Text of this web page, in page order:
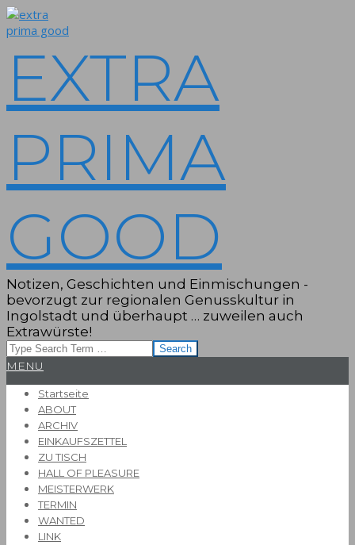
Skip
to
EXTRA
PRIMA
GOOD
Notizen, Geschichten und Einmischungen -
bevorzugt zur regionalen Genusskultur in
Ingolstadt und überhaupt … zuweilen auch
Extrawürste!
Search
Primary
Menu
MENU
Startseite
ABOUT
ARCHIV
EINKAUFSZETTEL
ZU TISCH
HALL OF PLEASURE
MEISTERWERK
TERMIN
WANTED
LINK